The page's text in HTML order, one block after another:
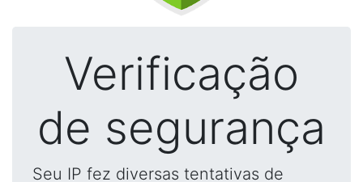
Verificação
de segurança
Seu IP fez diversas tentativas de